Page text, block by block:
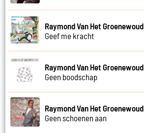
Raymond Van Het Groenewoud
Geef me kracht
Raymond Van Het Groenewoud
Geen boodschap
Raymond Van Het Groenewoud
Geen schoenen aan